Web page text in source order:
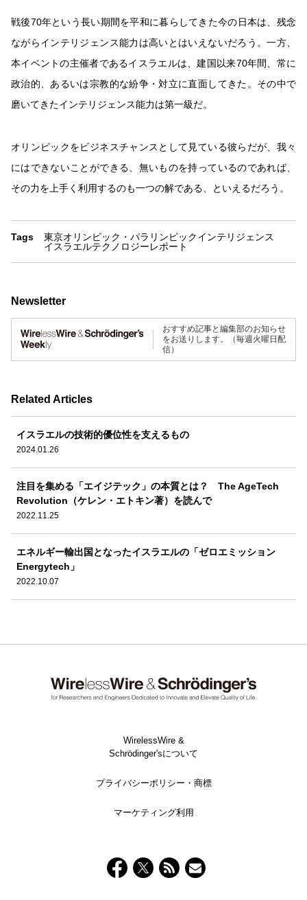
戦後70年という長い期間を平和に暮らしてきた今の日本は、残念
ながらインテリジェンス能力は高いとはいえないだろう。一方、
本イベントの主催者であるイスラエルは、建国以来70年間、常に
政治的、あるいは宗教的な紛争・対立に直面してきた。その中で
磨いてきたインテリジェンス能力は第一級だ。
オリンピックをビジネスチャンスとして見ている彼らだが、我々
にはできないことができる、無いものを持っているのであれば、
その力を上手く利用するのも一つの解である、といえるだろう。
Tags 東京オリンピック・パラリンピックインテリジェンス
イスラエルテクノロジーレポート
Newsletter
おすすめ記事と編集部のお知らせ
をお送りします。（毎週火曜日配
信）
Related Articles
イスラエルの技術的優位性を支えるもの
2024.01.26
注目を集める「エイジテック」の本質とは？ The AgeTech
Revolution（ケレン・エトキン著）を読んで
2022.11.25
エネルギー輸出国となったイスラエルの「ゼロエミッション
Energytech」
2022.10.07
WirelessWire &
Schrödinger'sについて
プライバシーポリシー・商標
マーケティング利用